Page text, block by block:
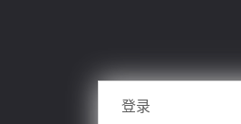
登录